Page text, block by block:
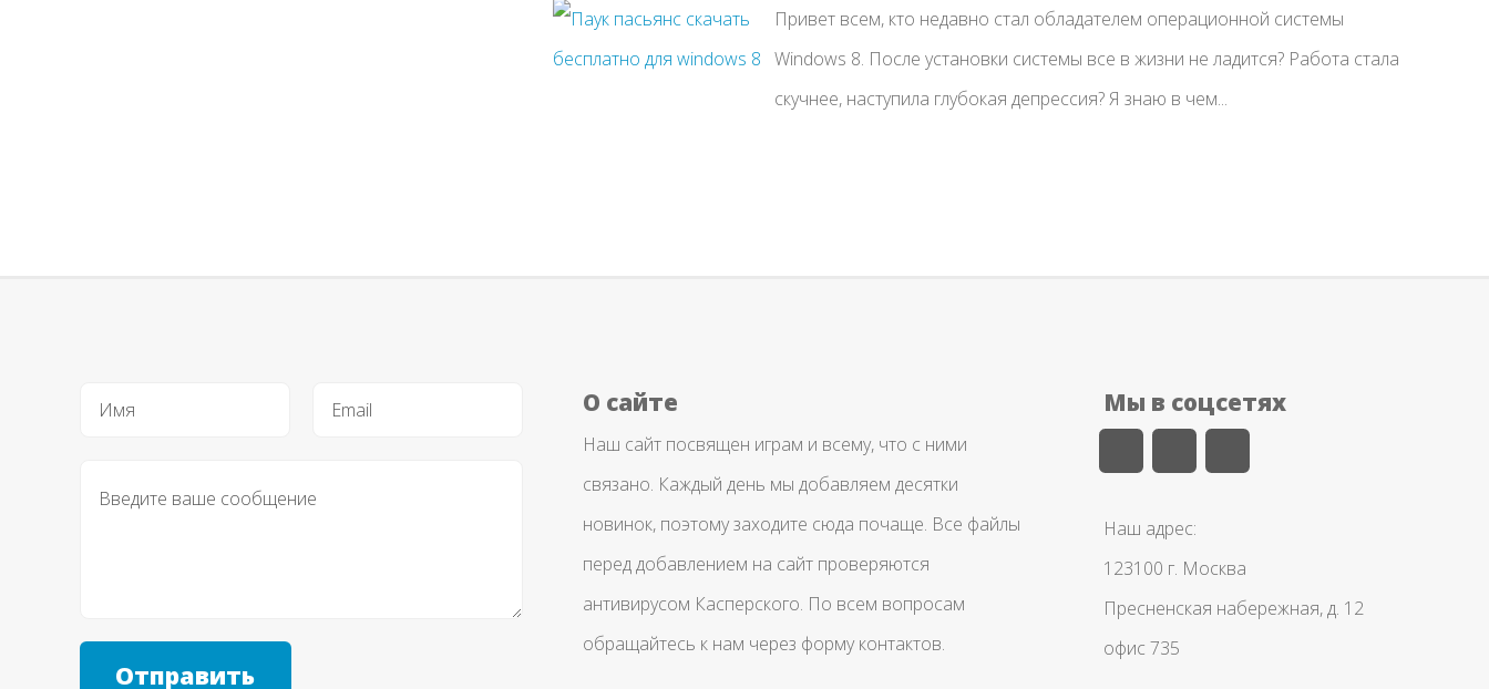
Привет всем, кто недавно стал обладателем операционной системы
Windows 8. После установки системы все в жизни не ладится? Работа стала
скучнее, наступила глубокая депрессия? Я знаю в чем...
Отправить
О сайте
Наш сайт посвящен играм и всему, что с ними
связано. Каждый день мы добавляем десятки
новинок, поэтому заходите сюда почаще. Все файлы
перед добавлением на сайт проверяются
антивирусом Касперского. По всем вопросам
обращайтесь к нам через форму контактов.
Мы в соцсетях
Наш адрес:
123100 г. Москва
Пресненская набережная, д. 12
офис 735